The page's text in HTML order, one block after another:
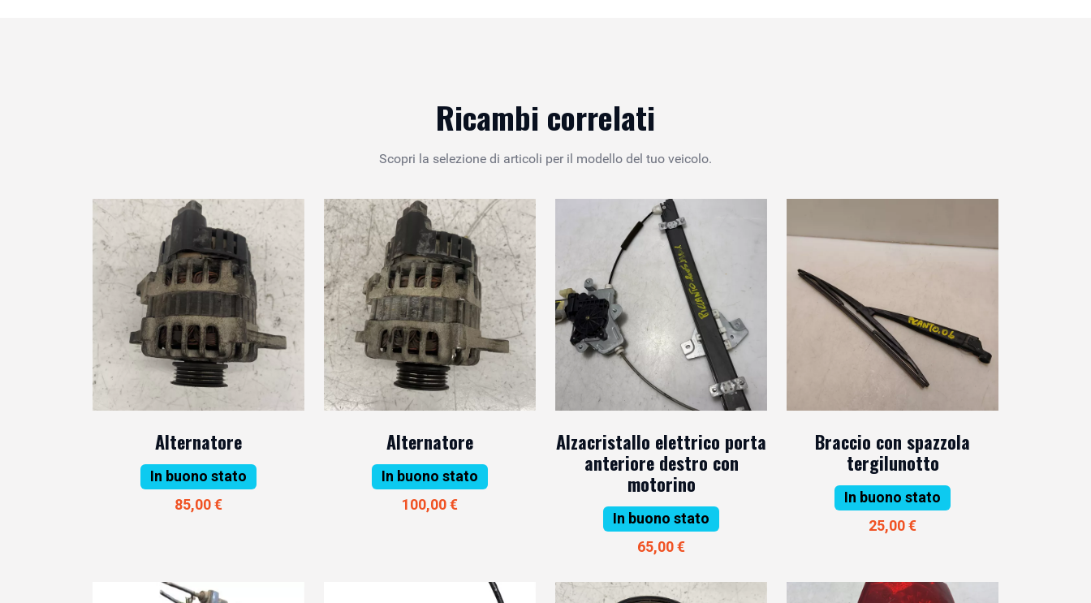
Ricambi correlati
Scopri la selezione di articoli per il modello del tuo veicolo.
Alternatore
In buono stato
85,00 €
Alternatore
In buono stato
100,00 €
Alzacristallo elettrico porta
anteriore destro con
motorino
In buono stato
65,00 €
Braccio con spazzola
tergilunotto
In buono stato
25,00 €